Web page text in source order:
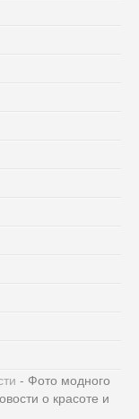
- Фото модного
о красоте и